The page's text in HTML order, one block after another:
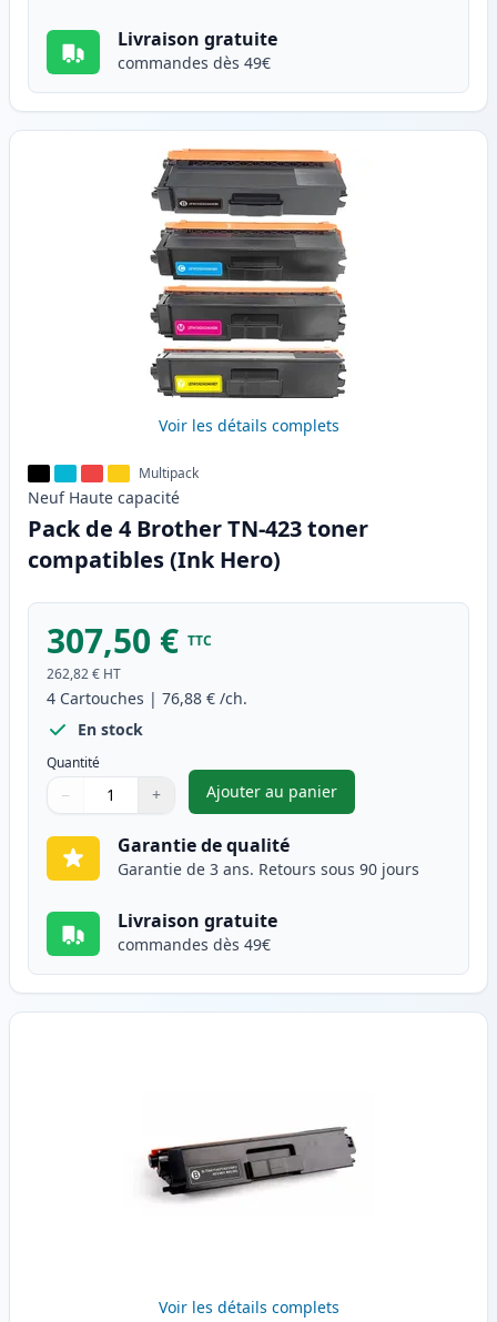
Livraison gratuite
commandes dès 49€
Voir les détails complets
Multipack
Neuf Haute capacité
Pack de 4 Brother TN-423 toner
compatibles (Ink Hero)
307,50 € TTC
262,82 € HT
4 Cartouches | 76,88 € /ch.
En stock
Quantité
Quantité
Utilisez les boutons pour ajuster
− +
Quantité
Ajouter au panier
,Pack de 4 Brother TN-423
Garantie de qualité
Garantie de 3 ans. Retours sous 90 jours
Livraison gratuite
commandes dès 49€
Voir les détails complets